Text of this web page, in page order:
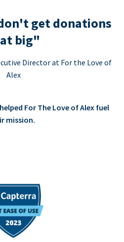
get donations
big"
Director at For the Love of
Alex
For The Love of Alex fuel
mission.